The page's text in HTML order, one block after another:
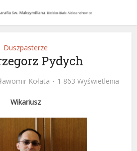
Duszpasterze
Pydych
Kołata 1 863 Wyświetlenia
Wikariusz